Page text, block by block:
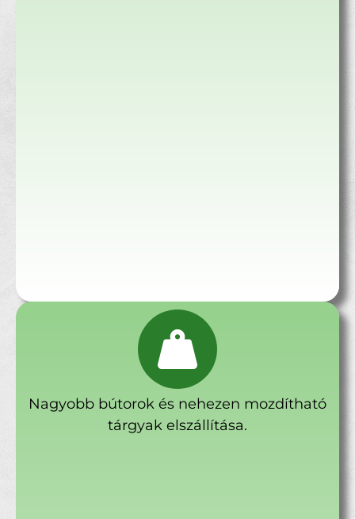
Nagyobb bútorok és nehezen mozdítható
tárgyak elszállítása.